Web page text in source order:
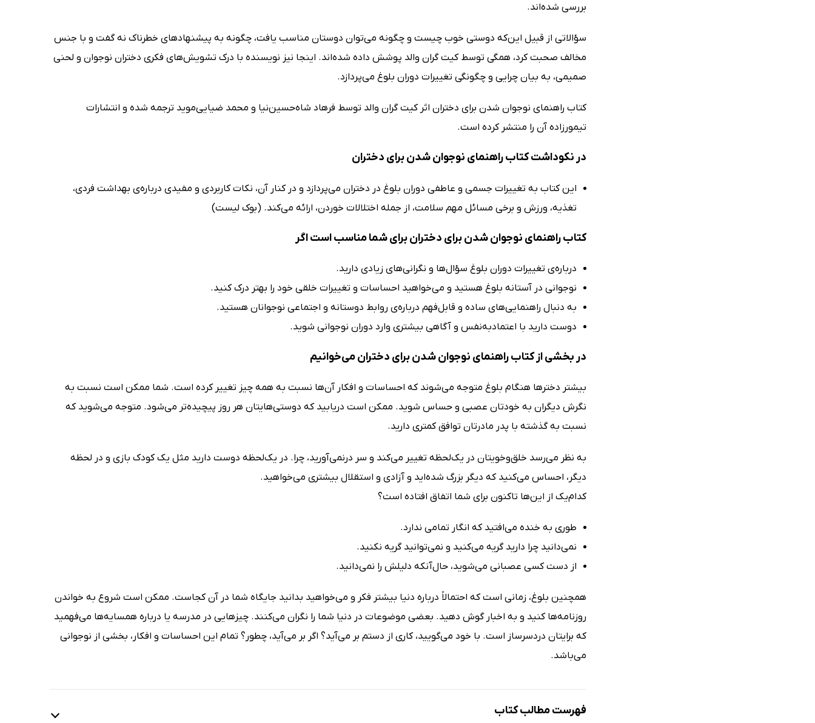
بررسی شده‌اند.
سؤالاتی از قبیل این‌که دوستی خوب چیست و چگونه می‌توان دوستان مناسب یافت، چگونه به پیشنهادهای خطرناک نه گفت و با جنس
مخالف صحبت کرد، همگی توسط کیت گران والد پوشش داده شده‌اند. اینجا نیز نویسنده با درک تشویش‌های فکری دختران نوجوان و لحنی
صمیمی، به بیان چرایی و چگونگی تغییرات دوران بلوغ می‌پردازد.
کتاب راهنمای نوجوان شدن برای دختران اثر کیت گران والد توسط فرهاد شاه‌حسین‌نیا و محمد ضیایی‌موید ترجمه شده و انتشارات
تیمورزاده آن را منتشر کرده است.
در نکوداشت کتاب راهنمای نوجوان شدن برای دختران
این کتاب به تغییرات جسمی و عاطفی دوران بلوغ در دختران می‌پردازد و در کنار آن، نکات کاربردی و مفیدی درباره‌ی بهداشت فردی،
تغذیه، ورزش و برخی مسائل مهم سلامت، از جمله اختلالات خوردن، ارائه می‌کند. (بوک لیست)
کتاب راهنمای نوجوان شدن برای دختران برای شما مناسب است اگر
درباره‌ی تغییرات دوران بلوغ سؤال‌ها و نگرانی‌های زیادی دارید.
نوجوانی در آستانه بلوغ هستید و می‌خواهید احساسات و تغییرات خلقی خود را بهتر درک کنید.
به دنبال راهنمایی‌های ساده و قابل‌فهم درباره‌ی روابط دوستانه و اجتماعی نوجوانان هستید.
دوست دارید با اعتمادبه‌نفس و آگاهی بیشتری وارد دوران نوجوانی شوید.
در بخشی از کتاب راهنمای نوجوان شدن برای دختران می‌خوانیم
بیشتر دخترها هنگام بلوغ متوجه می‌شوند که احساسات و افکار آن‌ها نسبت به همه چیز تغییر کرده است. شما ممکن است نسبت به
نگرش دیگران به خودتان عصبی و حساس شوید. ممکن است دریابید که دوستی‌هایتان هر روز پیچیده‌تر می‌شود. متوجه می‌شوید که
نسبت به گذشته با پدر مادرتان توافق کمتری دارید.
به نظر می‌رسد خلق‌وخویتان در یک‌لحظه تغییر می‌کند و سر درنمی‌آورید، چرا. در یک‌لحظه دوست دارید مثل یک کودک بازی و در لحظه
دیگر، احساس می‌کنید که دیگر بزرگ شده‌اید و آزادی و استقلال بیشتری می‌خواهید.
کدام‌یک از این‌ها تاکنون برای شما اتفاق افتاده است؟
طوری به خنده می‌افتید که انگار تمامی ندارد.
نمی‌دانید چرا دارید گریه می‌کنید و نمی‌توانید گریه نکنید.
از دست کسی عصبانی می‌شوید، حال‌آنکه دلیلش را نمی‌دانید.
همچنین بلوغ، زمانی است که احتمالاً درباره دنیا بیشتر فکر و می‌خواهید بدانید جایگاه شما در آن کجاست. ممکن است شروع به خواندن
روزنامه‌ها کنید و به اخبار گوش دهید. بعضی موضوعات در دنیا شما را نگران می‌کنند. چیزهایی در مدرسه یا درباره همسایه‌ها می‌فهمید
که برایتان دردسرساز است. با خود می‌گویید، کاری از دستم بر می‌آید؟ اگر بر می‌آید، چطور؟ تمام این احساسات و افکار، بخشی از نوجوانی
می‌باشد.
فهرست مطالب کتاب